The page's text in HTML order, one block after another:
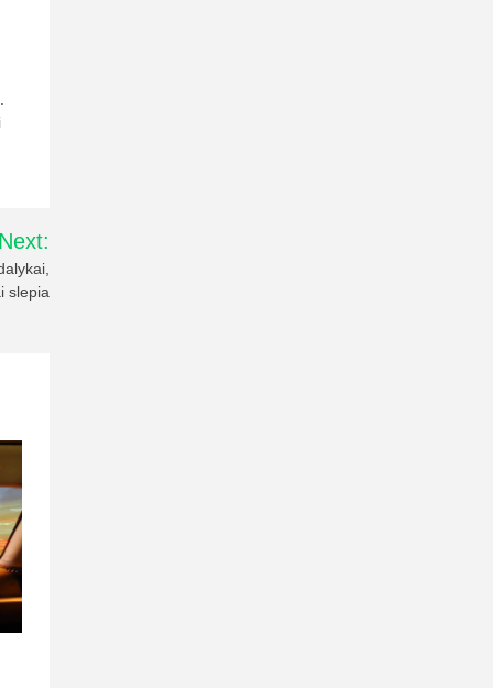
Next:
slepia